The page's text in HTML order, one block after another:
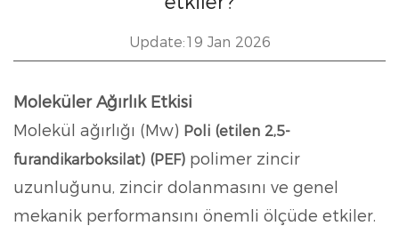
Update:19 Jan 2026
Moleküler Ağırlık Etkisi
Molekül ağırlığı (Mw) Poli (etilen 2,5-
furandikarboksilat) (PEF) polimer zincir
uzunluğunu, zincir dolanmasını ve genel
mekanik performansını önemli ölçüde etkiler.